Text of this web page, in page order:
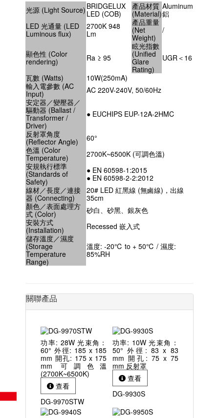
光源 (Light Source) BRIDGELUX
LED (COB)
產品材質
(Material)
Aluminum
鋁
LED 光通量 (LED
Luminous flux)
2700K 948
Lm
產品重量
(Net
Weight)
/
顯色性 (Color
rendering)
Ra ≥ 95
眩光指數
(Unified
Glare
Rating)
UGR＜16
瓦數 (Watts)
10W(250mA)
輸入電參數 (AC
Input)
AC 220V-240V, 50/60Hz
安定器／變壓器／
驅動器 (Ballast /
Transformer /
Driver)
● EUCHIPS EUP-12A-2HMC
反射罩角度
(Reflector Angle)
60°
色溫 (Color
Temperature)
2700K~6500K (可調色溫)
安規執行標準
(Standards of
Safety)
● EN 60598-1:2015
● EN 60598-2-2:2012
線材／長度／連接
器 (Connecting)
20# LED 紅黑線 (無鹵線)，出線
35cm
顏色／表面處理方
式 (Color)
砂白、砂黑、銀灰色
安裝方式
(Installation)
Recessed 嵌入式
儲存溫度／濕度
(Storage
Temperature
Range)
溫度: -20℃ to + 50℃ / 濕度:
85%RH
關聯產品
功率: 28W 光束角：
60° 外徑: 185 x 185
mm 開孔: 175 x 175
mm 可調色溫
(2700K~6500K)
查看
DG-9970STW
功率: 10W 光束角：
50° 外徑: 83 x 83
mm 開孔: 75 x 75
mm 反射罩
查看
DG-9930S